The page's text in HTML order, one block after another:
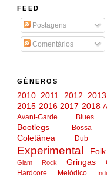
FEED
Postagens
Comentários
GÊNEROS
2010 2011 2012 2013
2015 2016 2017 2018
Avant-Garde
Blues
Bootlegs Bossa
Coletânea Dub
Experimental Folk
Glam Rock Gringas
Hardcore Melódico